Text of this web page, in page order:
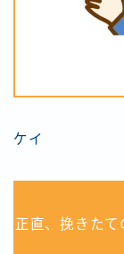
ケイ
正直、挽きた